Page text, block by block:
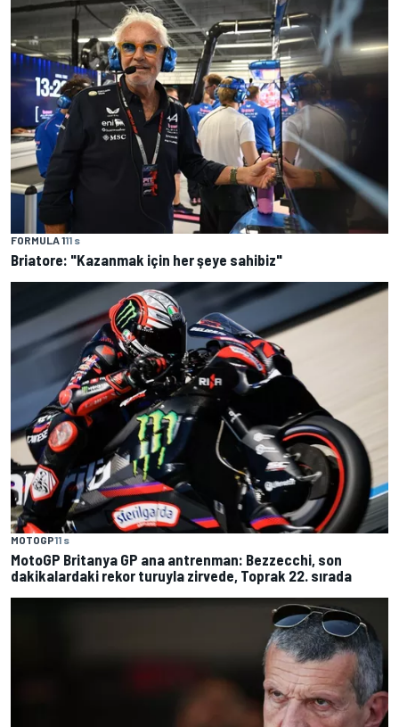
FORMULA 111 s
Briatore: "Kazanmak için her şeye sahibiz"
MOTOGP11 s
MotoGP Britanya GP ana antrenman: Bezzecchi, son
dakikalardaki rekor turuyla zirvede, Toprak 22. sırada